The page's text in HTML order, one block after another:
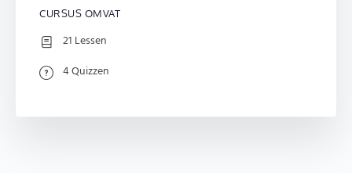
CURSUS OMVAT
21 Lessen
4 Quizzen